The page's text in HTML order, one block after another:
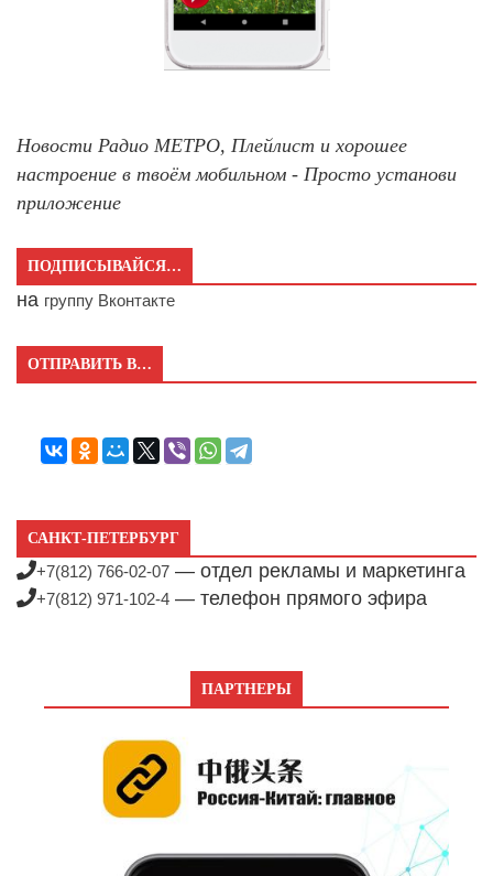
Новости Радио МЕТРО, Плейлист и хорошее
настроение в твоём мобильном - Просто установи
приложение
ПОДПИСЫВАЙСЯ…
на группу Вконтакте
ОТПРАВИТЬ В…
САНКТ-ПЕТЕРБУРГ
+7(812) 766-02-07 — отдел рекламы и маркетинга
+7(812) 971-102-4 — телефон прямого эфира
ПАРТНЕРЫ